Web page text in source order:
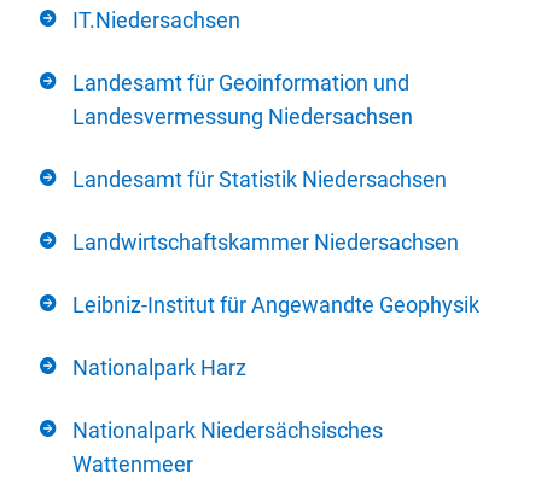
IT.Niedersachsen
Landesamt für Geoinformation und
Landesvermessung Niedersachsen
Landesamt für Statistik Niedersachsen
Landwirtschaftskammer Niedersachsen
Leibniz-Institut für Angewandte Geophysik
Nationalpark Harz
Nationalpark Niedersächsisches
Wattenmeer